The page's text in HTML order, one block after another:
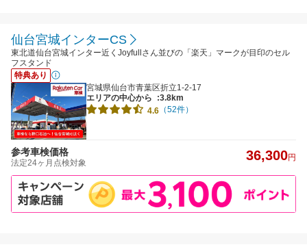
仙台宮城インターCS
東北道仙台宮城インター近くJoyfullさん並びの「楽天」マークが目印のセル
フスタンド
特典あり
宮城県仙台市青葉区折立1-2-17
エリアの中心から
:3.8km
4.6 （52件）
参考車検価格
法定24ヶ月点検対象 36,300円